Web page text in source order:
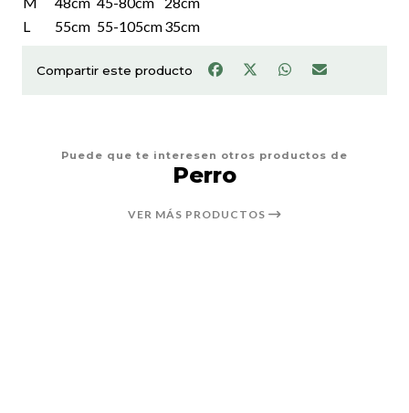
L
55cm 55-105cm35cm
Compartir este producto
Puede que te interesen otros productos de
Perro
VER MÁS PRODUCTOS